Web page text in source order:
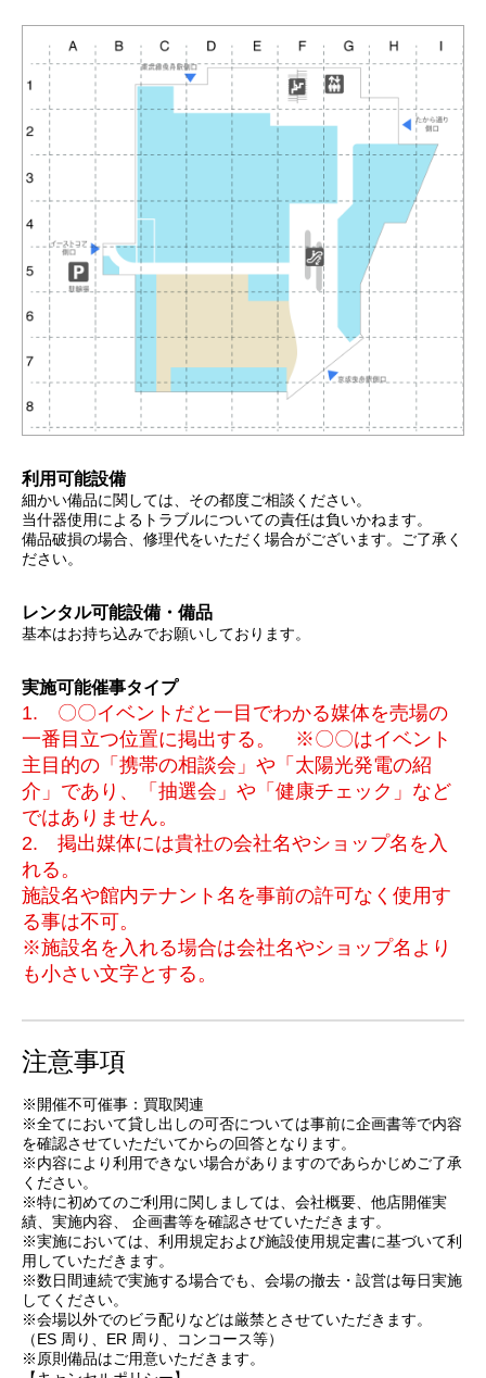
利用可能設備
細かい備品に関しては、その都度ご相談ください。
当什器使用によるトラブルについての責任は負いかねます。
備品破損の場合、修理代をいただく場合がございます。ご了承く
ださい。
レンタル可能設備・備品
基本はお持ち込みでお願いしております。
実施可能催事タイプ
1. 〇〇イベントだと一目でわかる媒体を売場の
一番目立つ位置に掲出する。 ※〇〇はイベント
主目的の「携帯の相談会」や「太陽光発電の紹
介」であり、「抽選会」や「健康チェック」など
ではありません。
2. 掲出媒体には貴社の会社名やショップ名を入
れる。
施設名や館内テナント名を事前の許可なく使用す
る事は不可。
※施設名を入れる場合は会社名やショップ名より
も小さい文字とする。
注意事項
※開催不可催事：買取関連
※全てにおいて貸し出しの可否については事前に企画書等で内容
を確認させていただいてからの回答となります。
※内容により利用できない場合がありますのであらかじめご了承
ください。
※特に初めてのご利用に関しましては、会社概要、他店開催実
績、実施内容、 企画書等を確認させていただきます。
※実施においては、利用規定および施設使用規定書に基づいて利
用していただきます。
※数日間連続で実施する場合でも、会場の撤去・設営は毎日実施
してください。
※会場以外でのビラ配りなどは厳禁とさせていただきます。
（ES 周り、ER 周り、コンコース等）
※原則備品はご用意いただきます。